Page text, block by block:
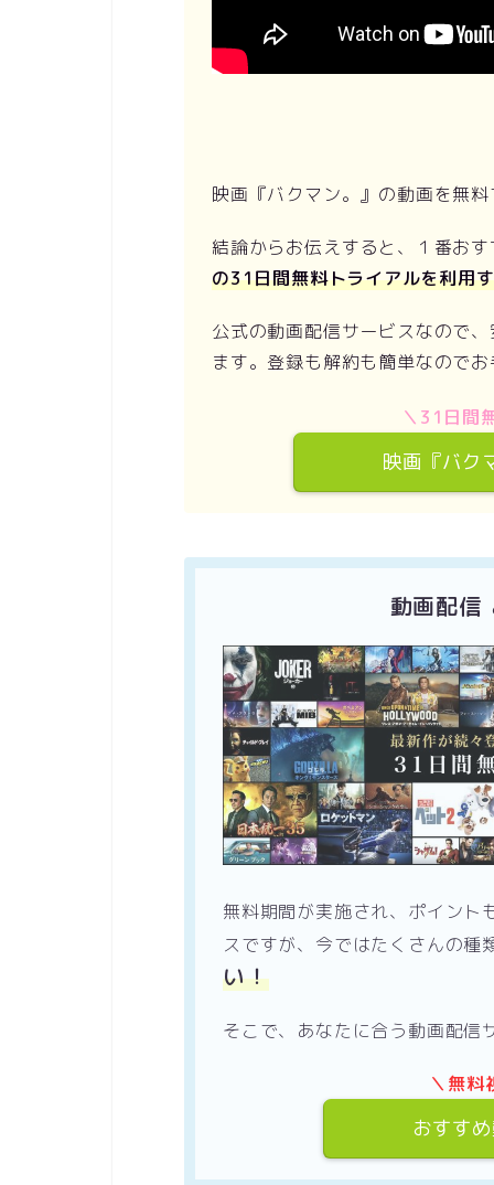
映画『バクマン。』の動画を無
結論からお伝えすると、１番お
の31日間無料トライアルを利用
公式の動画配信サービスなので
ます。登録も解約も簡単なので
＼31日間
映画『バク
動画配信
無料期間が実施され、ポイント
スですが、今ではたくさんの種
い！
そこで、あなたに合う動画配信
＼無料
おすす